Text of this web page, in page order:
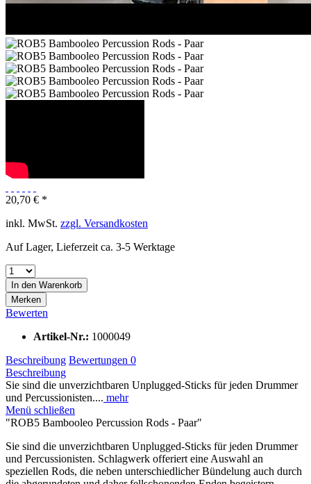
20,70 € *
inkl. MwSt. zzgl. Versandkosten
Auf Lager, Lieferzeit ca. 3-5 Werktage
In den Warenkorb
Merken
Bewerten
Artikel-Nr.: 1000049
Beschreibung Bewertungen 0
Beschreibung
Sie sind die unverzichtbaren Unplugged-Sticks für jeden Drummer
und Percussionisten.... mehr
Menü schließen
"ROB5 Bambooleo Percussion Rods - Paar"
Sie sind die unverzichtbaren Unplugged-Sticks für jeden Drummer
und Percussionisten. Schlagwerk offeriert eine Auswahl an
speziellen Rods, die neben unterschiedlicher Bündelung auch durch